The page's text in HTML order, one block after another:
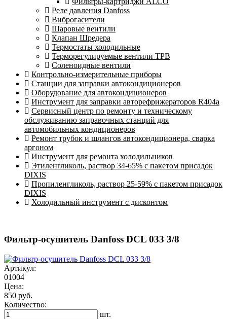
Реле давления Danfoss
Виброгасители
Шаровые вентили
Клапан Шредера
Термостаты холодильные
Терморегулируемые вентили ТРВ
Соленоидные вентили
Контрольно-измерительные приборы
Станции для заправки автокондиционеров
Оборудование для автокондиционеров
Инструмент для заправки авторефрижераторов R404a
Сервисный центр по ремонту и техническому
обслуживанию заправочных станций для
автомобильных кондиционеров
Ремонт трубок и шлангов автокондиционера, сварка
аргоном
Инструмент для ремонта холодильников
Этиленгликоль, раствор 34-65% с пакетом присадок
DIXIS
Пропиленгликоль, раствор 25-59% с пакетом присадок
DIXIS
Холодильный инструмент с дисконтом
Фильтр-осушитель Danfoss DCL 033 3/8
Артикул:
01004
Цена:
850 руб.
Количество:
шт.